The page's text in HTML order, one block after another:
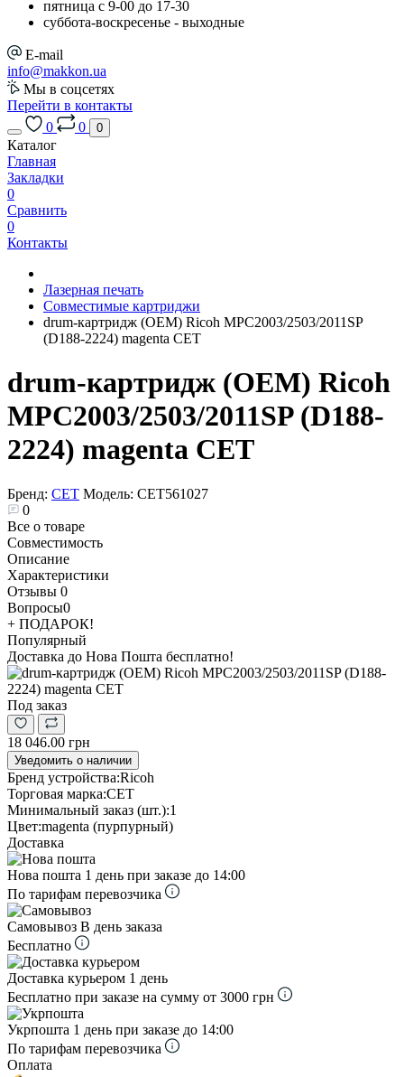
пятница с 9-00 до 17-30
cуббота-воскресенье - выходные
E-mail
info@makkon.ua
Мы в соцсетях
Перейти в контакты
0
0 0
Каталог
Главная
Закладки
0
Сравнить
0
Контакты
Лазерная печать
Совместимые картриджи
drum-картридж (OEM) Ricoh MPC2003/2503/2011SP
(D188-2224) magenta CET
drum-картридж (OEM) Ricoh
MPC2003/2503/2011SP (D188-
2224) magenta CET
Бренд: CET Модель: CET561027
0
Все о товаре
Совместимость
Описание
Характеристики
Отзывы 0
Вопросы0
+ ПОДАРОК!
Популярный
Доставка до Нова Пошта бесплатно!
Под заказ
18 046.00 грн
Уведомить о наличии
Бренд устройства:Ricoh
Торговая марка:CET
Минимальный заказ (шт.):1
Цвет:magenta (пурпурный)
Доставка
Нова пошта 1 день при заказе до 14:00
По тарифам перевозчика
Самовывоз В день заказа
Бесплатно
Доставка курьером 1 день
Бесплатно при заказе на сумму от 3000 грн
Укрпошта 1 день при заказе до 14:00
По тарифам перевозчика
Оплата